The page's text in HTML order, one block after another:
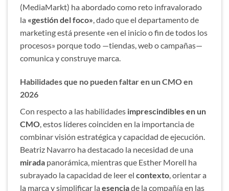
(MediaMarkt) ha abordado como reto infravalorado
la «gestión del foco», dado que el departamento de
marketing está presente «en el inicio o fin de todos los
procesos» porque todo —tiendas, web o campañas—
comunica y construye marca.
Habilidades que no pueden faltar en un CMO en
2026
Con respecto a las habilidades imprescindibles en un
CMO, estos líderes coinciden en la importancia de
combinar visión estratégica y capacidad de ejecución.
Beatriz Navarro ha destacado la necesidad de una
mirada panorámica, mientras que Esther Morell ha
subrayado la capacidad de leer el contexto, orientar a
la marca y simplificar la esenciade la compañía en las